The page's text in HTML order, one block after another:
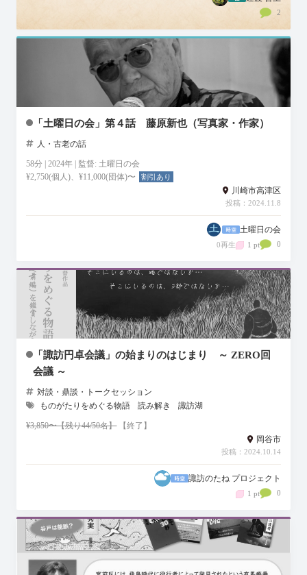
2
「土曜日の会」第４話 藤原新也（写真家・作家）
人・古老の話
58分 | 2024年 | 監督: 土曜日の会
¥2,750(個人)、¥11,000(団体)〜
割引あり
川崎市高津区
投稿：2024.11.8
土曜日の会
0再生 1 pt 0
「諏訪円卓会議」の始まりのはじまり ～ ZERO回
会議 ～
対談・鼎談・トークセッション
ものがたりをめぐる物語
読み解き 諏訪湖
¥3,850〜【残り44/50名】【終了】
岡谷市
投稿：2024.10.14
諏訪のたね プロジェクト
1 pt 0